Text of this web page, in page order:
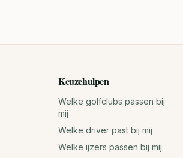
Keuzehulpen
Welke golfclubs passen bij
mij
Welke driver past bij mij
Welke ijzers passen bij mij